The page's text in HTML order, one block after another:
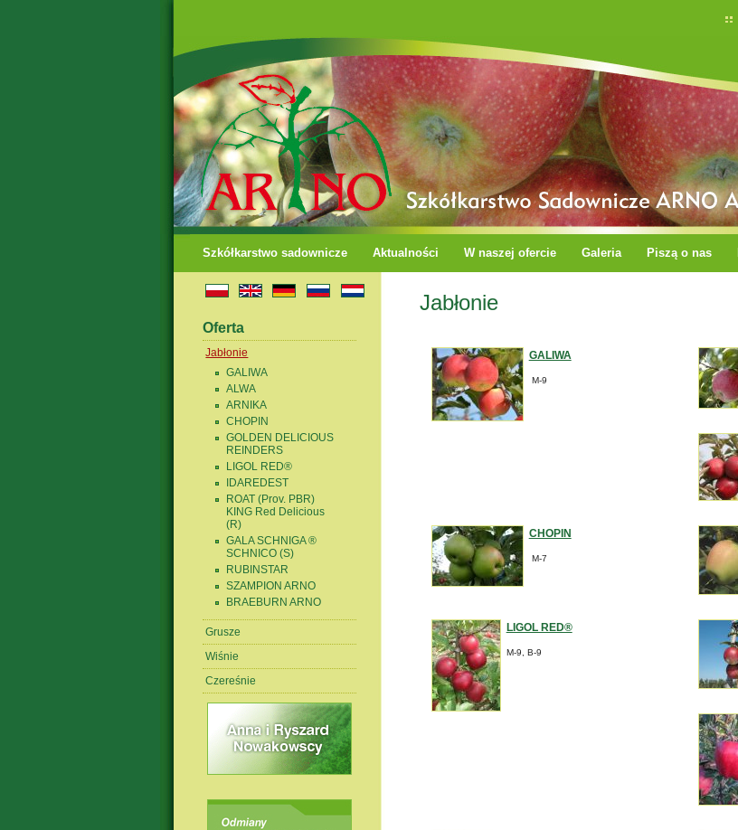
Szkółkarstwo sadownicze Aktualności W naszej ofercie Galeria Piszą o nas
Oferta
Jabłonie
GALIWA
ALWA
ARNIKA
CHOPIN
GOLDEN DELICIOUS
REINDERS
LIGOL RED®
IDAREDEST
ROAT (Prov. PBR)
KING Red Delicious
(R)
GALA SCHNIGA ®
SCHNICO (S)
RUBINSTAR
SZAMPION ARNO
BRAEBURN ARNO
Grusze
Wiśnie
Czereśnie
Jabłonie
GALIWA
M-9
CHOPIN
M-7
LIGOL RED®
M-9, B-9